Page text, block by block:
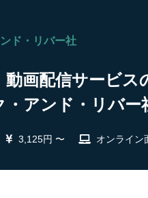
ド・リバー社
動画配信サービ
・アンド・リバー
3,125円 〜 オンライン